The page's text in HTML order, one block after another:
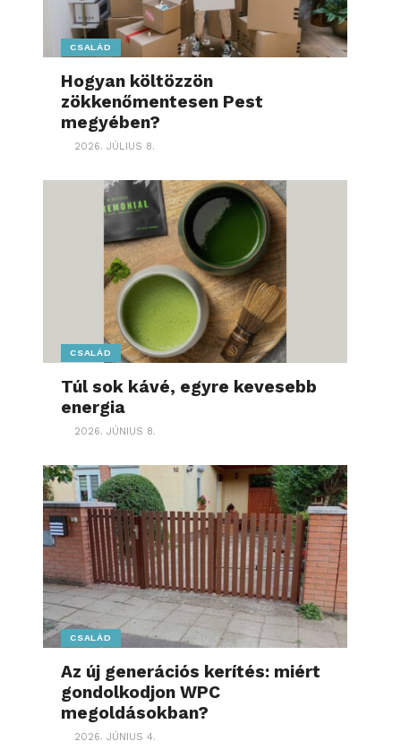
CSALÁD
Hogyan költözzön
zökkenőmentesen Pest
megyében?
2026. JÚLIUS 8.
CSALÁD
Túl sok kávé, egyre kevesebb
energia
2026. JÚNIUS 8.
CSALÁD
Az új generációs kerítés: miért
gondolkodjon WPC
megoldásokban?
2026. JÚNIUS 4.